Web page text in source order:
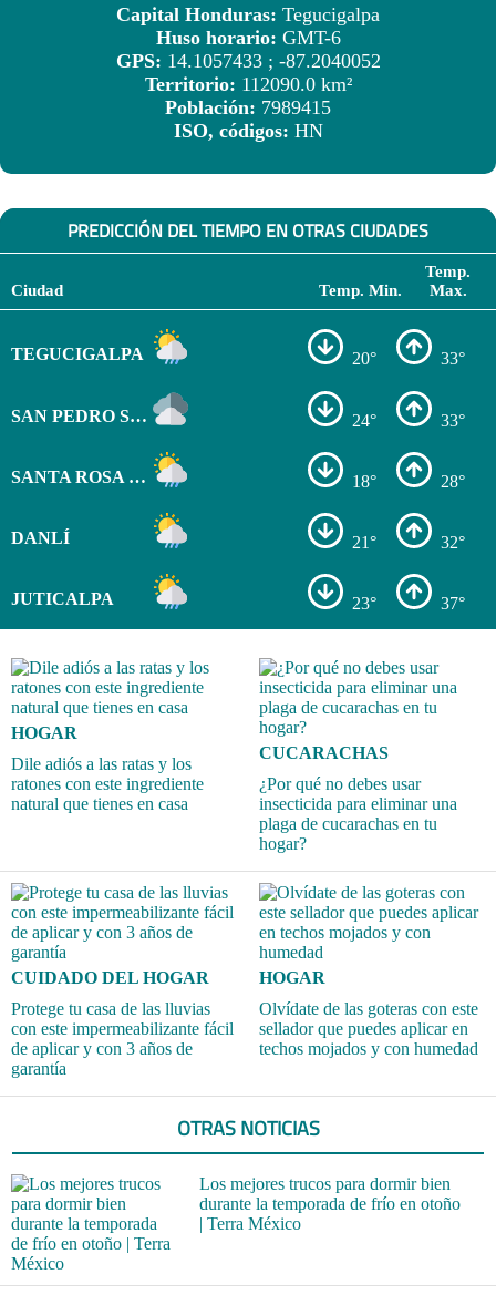
Capital Honduras: Tegucigalpa
Huso horario: GMT-6
GPS: 14.1057433 ; -87.2040052
Territorio: 112090.0 km²
Población: 7989415
ISO, códigos: HN
PREDICCIÓN DEL TIEMPO EN OTRAS CIUDADES
Ciudad Temp. Min.
Temp.
Max.
TEGUCIGALPA 20° 33°
SAN PEDRO SULA 24° 33°
SANTA ROSA DE COPÁN 18° 28°
DANLÍ 21° 32°
JUTICALPA 23° 37°
HOGAR
Dile adiós a las ratas y los
ratones con este ingrediente
natural que tienes en casa
CUCARACHAS
¿Por qué no debes usar
insecticida para eliminar una
plaga de cucarachas en tu
hogar?
CUIDADO DEL HOGAR
Protege tu casa de las lluvias
con este impermeabilizante fácil
de aplicar y con 3 años de
garantía
HOGAR
Olvídate de las goteras con este
sellador que puedes aplicar en
techos mojados y con humedad
OTRAS NOTICIAS
Los mejores trucos para dormir bien
durante la temporada de frío en otoño
| Terra México